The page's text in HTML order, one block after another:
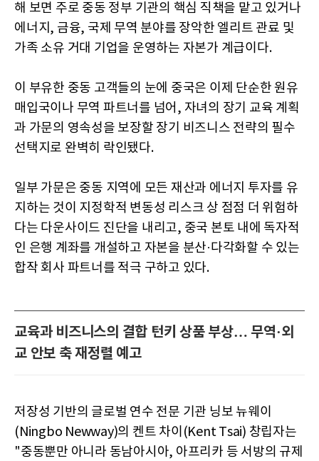
해 보면 주로 중동 정부 기관의 핵심 직책을 맡고 있거나
에너지, 금융, 국제 무역 분야를 장악한 엘리트 관료 및
가족 소유 거대 기업을 운영하는 자본가 계급이다.
이 부유한 중동 고객들의 눈에 중국은 이제 단순한 원유
매입국이나 무역 파트너를 넘어, 자녀의 장기 교육 계획
과 가문의 영속성을 보장할 장기 비즈니스 전략의 필수
선택지로 완벽히 락인됐다.
일부 가문은 중동 지역에 모든 재산과 에너지 투자를 유
지하는 것이 지정학적 변동성 리스크 상 점점 더 위험하
다는 다운사이드 진단을 내리고, 중국 본토 내에 독자적
인 은행 계좌를 개설하고 자본을 분산·다각화할 수 있는
합작 회사 파트너를 적극 구하고 있다.
교육과 비즈니스의 결합 턴키 상품 부상… 무역·외
교 안보 축 재정렬 예고
저장성 기반의 글로벌 연수 전문 기관 닝보 뉴웨이
(Ningbo Newway)의 켄트 차이(Kent Tsai) 창립자는
"중동뿐만 아니라 동남아시아, 아프리카 등 서방의 규제